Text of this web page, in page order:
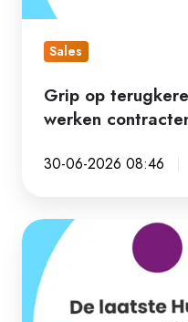
HubSpot
Sales
Grip op
werken
30-06-2026 08:46
De
laatste
HubSpot
updates